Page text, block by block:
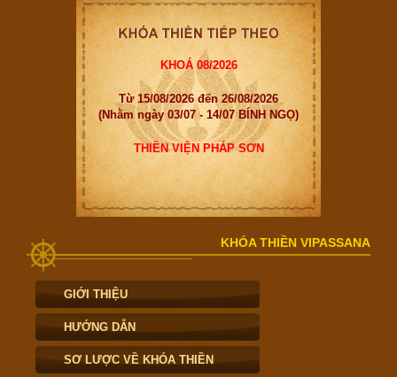
KHOÁ 08/2026
Từ 15/08/2026 đến 26/08/2026
(Nhằm ngày 03/07 - 14/07 BÍNH NGỌ)
THIỀN VIỆN PHÁP SƠN
KHÓA THIỀN VIPASSANA
GIỚI THIỆU
HƯỚNG DẪN
SƠ LƯỢC VỀ KHÓA THIỀN